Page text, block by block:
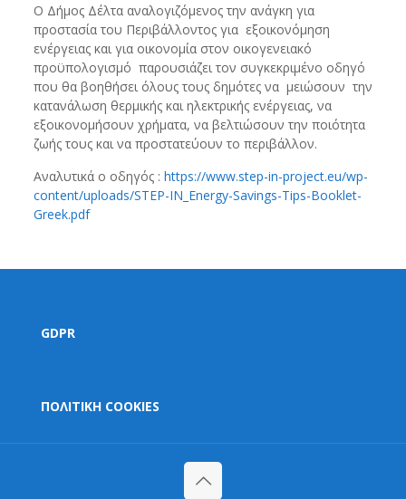
Ο Δήμος Δέλτα αναλογιζόμενος την ανάγκη για
προστασία του Περιβάλλοντος για εξοικονόμηση
ενέργειας και για οικονομία στον οικογενειακό
προϋπολογισμό παρουσιάζει τον συγκεκριμένο οδηγό
που θα βοηθήσει όλους τους δημότες να μειώσουν την
κατανάλωση θερμικής και ηλεκτρικής ενέργειας, να
εξοικονομήσουν χρήματα, να βελτιώσουν την ποιότητα
ζωής τους και να προστατεύουν το περιβάλλον.
Αναλυτικά ο οδηγός : https://www.step-in-project.eu/wp-
content/uploads/STEP-IN_Energy-Savings-Tips-Booklet-
Greek.pdf
GDPR
ΠΟΛΙΤΙΚΗ COOKIES